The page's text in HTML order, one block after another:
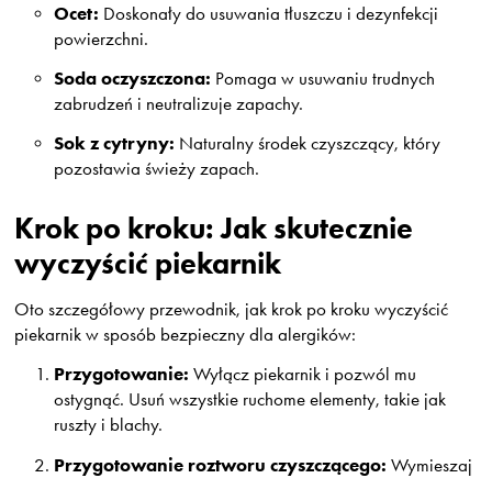
Ocet: Doskonały do usuwania tłuszczu i dezynfekcji
powierzchni.
Soda oczyszczona: Pomaga w usuwaniu trudnych
zabrudzeń i neutralizuje zapachy.
Sok z cytryny: Naturalny środek czyszczący, który
pozostawia świeży zapach.
Krok po kroku: Jak skutecznie
wyczyścić piekarnik
Oto szczegółowy przewodnik, jak krok po kroku wyczyścić
piekarnik w sposób bezpieczny dla alergików:
Przygotowanie: Wyłącz piekarnik i pozwól mu
ostygnąć. Usuń wszystkie ruchome elementy, takie jak
ruszty i blachy.
Przygotowanie roztworu czyszczącego: Wymieszaj